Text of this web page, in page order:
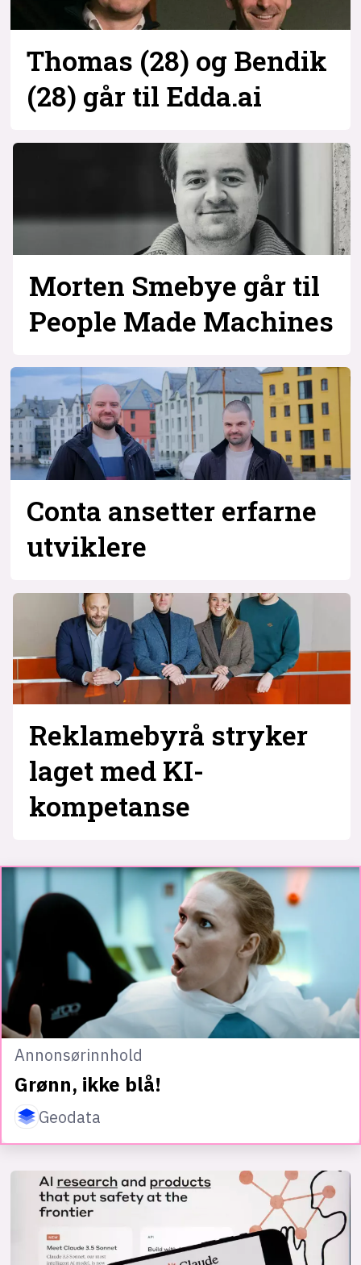
Thomas (28) og Bendik
(28) går til Edda.ai
Morten Smebye går til
People Made Machines
Conta ansetter erfarne
utviklere
Reklamebyrå stryker
laget med KI-
kompetanse
Annonsørinnhold
Grønn, ikke blå!
Geodata